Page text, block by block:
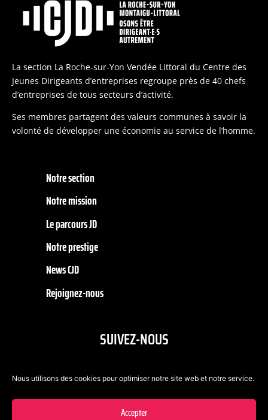
Nous utilisons des cookies pour optimiser notre site web et notre service.
Accepter
La section La Roche-sur-Yon Vendée Littoral du Centre des
Jeunes Dirigeants d’entreprises regroupe près de 40 chefs
d’entreprises de tous secteurs d’activité.
Ses membres partagent des valeurs communes à savoir la
volonté de développer une économie au service de l’homme.
Notre section
Notre mission
Le parcours JD
Notre prestige
News CJD
Rejoignez-nous
SUIVEZ-NOUS